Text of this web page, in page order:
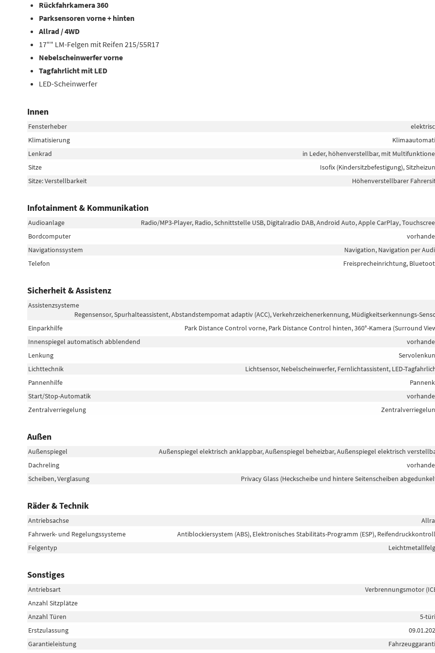
Rückfahrkamera 360
Parksensoren vorne + hinten
Allrad / 4WD
17"" LM-Felgen mit Reifen 215/55R17
Nebelscheinwerfer vorne
Tagfahrlicht mit LED
LED-Scheinwerfer
Innen
Fensterheber
Klimatisierung
Lenkrad
in Leder, höhenverstellbar, mit
Sitze
Isofix (Kindersitzbefestigung),
Sitze: Verstellbarkeit
Höhenverstellbarer
Infotainment & Kommunikation
Audioanlage
Radio/MP3-Player, Radio, Schnittstelle USB, Digitalradio DAB, Android Auto, Apple CarPlay,
Bordcomputer
Navigationssystem
Navigation, Navigation per
Telefon
Freisprecheinrichtung,
Sicherheit & Assistenz
Assistenzsysteme
Regensensor, Spurhalteassistent, Abstandstempomat adaptiv (ACC), Verkehrzeichenerkennung, Müdigkeitserkennungs-
Einparkhilfe
Park Distance Control vorne, Park Distance Control hinten, 360°-Kamera (Surround
Innenspiegel automatisch abblendend
Lenkung
Lichttechnik
Lichtsensor, Nebelscheinwerfer, Fernlichtassistent, LED-
Pannenhilfe
Start/Stop-Automatik
Zentralverriegelung
Außen
Außenspiegel
Außenspiegel elektrisch anklappbar, Außenspiegel beheizbar, Außenspiegel elektrisch
Dachreling
Scheiben, Verglasung
Privacy Glass (Heckscheibe und hintere Seitenscheiben
Räder & Technik
Antriebsachse
Fahrwerk- und Regelungssysteme
Antiblockiersystem (ABS), Elektronisches Stabilitäts-Programm (ESP),
Felgentyp
Sonstiges
Antriebsart
Verbrennungsmotor
Anzahl Sitzplätze
Anzahl Türen
5-
Erstzulassung
Garantieleistung